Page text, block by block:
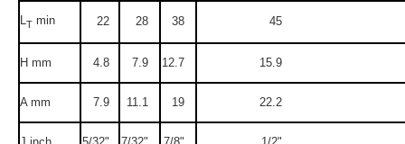
T min 22 28 38 45
H mm 4.8 7.9 12.7 15.9
A mm 7.9 11.1 19 22.2